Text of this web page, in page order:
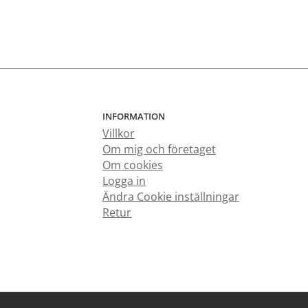
INFORMATION
Villkor
Om mig och företaget
Om cookies
Logga in
Ändra Cookie inställningar
Retur